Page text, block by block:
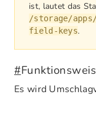
ist, lautet das
/storage/
field-keys.
#
Es wird